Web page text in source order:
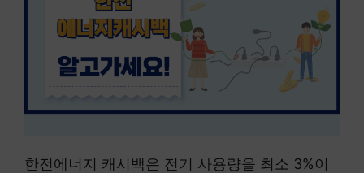
한전에너지 캐시백은 전기 사용량을 최소 3%이